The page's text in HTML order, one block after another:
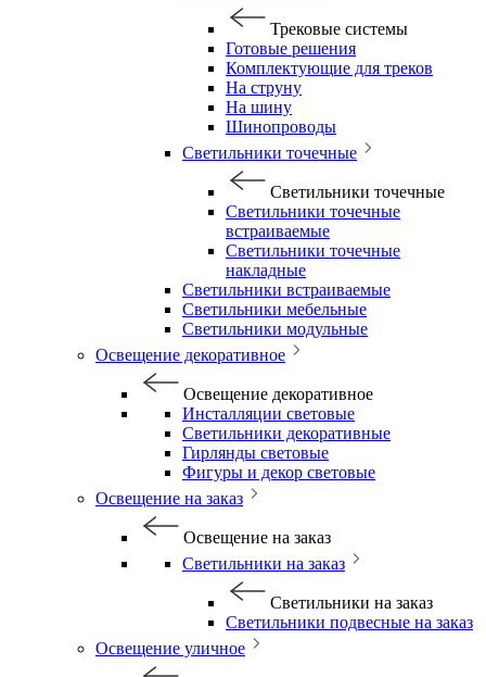
Трековые системы
Готовые решения
Комплектующие для треков
На струну
На шину
Шинопроводы
Светильники точечные
Светильники точечные
Светильники точечные
встраиваемые
Светильники точечные
накладные
Светильники встраиваемые
Светильники мебельные
Светильники модульные
Освещение декоративное
Освещение декоративное
Инсталляции световые
Светильники декоративные
Гирлянды световые
Фигуры и декор световые
Освещение на заказ
Освещение на заказ
Светильники на заказ
Светильники на заказ
Светильники подвесные на заказ
Освещение уличное